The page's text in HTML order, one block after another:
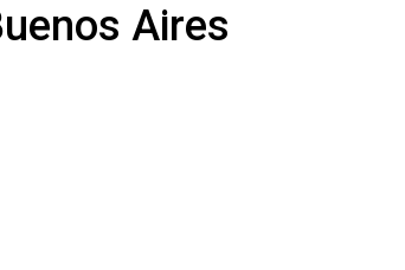
Aires